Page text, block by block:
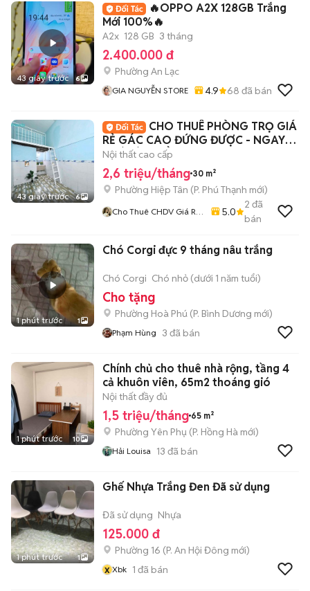
43 giây trước 6
🔥OPPO A2X 128GB Trắng
Mới 100%🔥
A2x 128 GB 3 tháng
2.400.000 đ
Phường An Lạc
GIA NGUYỄN STORE 4.9 68 đã bán
43 giây trước 6
CHO THUÊ PHÒNG TRỌ GIÁ
RẺ GÁC CAO ĐỨNG ĐƯỢC - NGAY
HOÀ BÌNH ĐẦM SEN
Nội thất cao cấp
2,6 triệu/tháng 30 m²
Phường Hiệp Tân (P. Phú Thạnh mới)
Cho Thuê CHDV Giá Rẻ
5.0
2 đã
bán
1 phút trước 1
Chó Corgi đực 9 tháng nâu trắng
Chó Corgi Chó nhỏ (dưới 1 năm tuổi)
Cho tặng
Phường Hoà Phú (P. Bình Dương mới)
Phạm Hùng 3 đã bán
1 phút trước 10
Chính chủ cho thuê nhà rộng, tầng 4
cả khuôn viên, 65m2 thoáng gió
Nội thất đầy đủ
1,5 triệu/tháng 65 m²
Phường Yên Phụ (P. Hồng Hà mới)
Hải Louisa 13 đã bán
1 phút trước 1
Ghế Nhựa Trắng Đen Đã sử dụng
Đã sử dụng Nhựa
125.000 đ
Phường 16 (P. An Hội Đông mới)
x Xbk 1 đã bán